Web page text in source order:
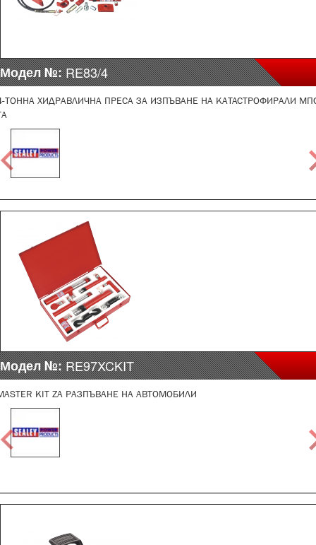
Модел №:RE83/4
ТОННА ХИДРАВЛИЧНА ПРЕСА ЗА ИЗПЪВАНЕ НА КАТАСТРОФИРАЛИ
Модел №:RE97XCKIT
KIT ZA РАЗПЪВАНЕ НА АВТОМОБИЛИ